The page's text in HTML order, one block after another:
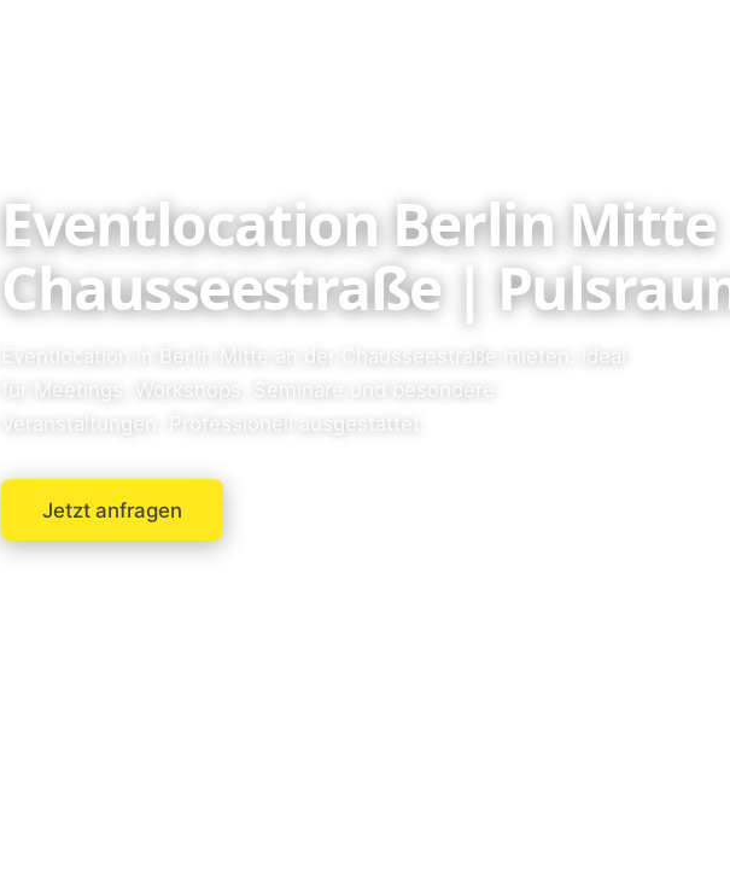
Eventlocation Berlin Mitte
Chausseestraße |
Eventlocation in Berlin Mitte an der Chausseestraße mieten: ideal
für Meetings, Workshops, Seminare und besondere
Veranstaltungen. Professionell ausgestattet.
Jetzt anfragen